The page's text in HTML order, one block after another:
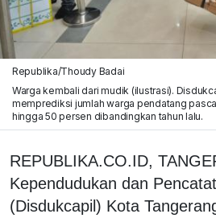
Republika/Thoudy Badai
Warga kembali dari mudik (ilustrasi).
memprediksi jumlah warga pendatang
hingga 50 persen dibandingkan tahun lalu.
REPUBLIKA.CO.ID,
Kependudukan dan
(Disdukcapil) Kota